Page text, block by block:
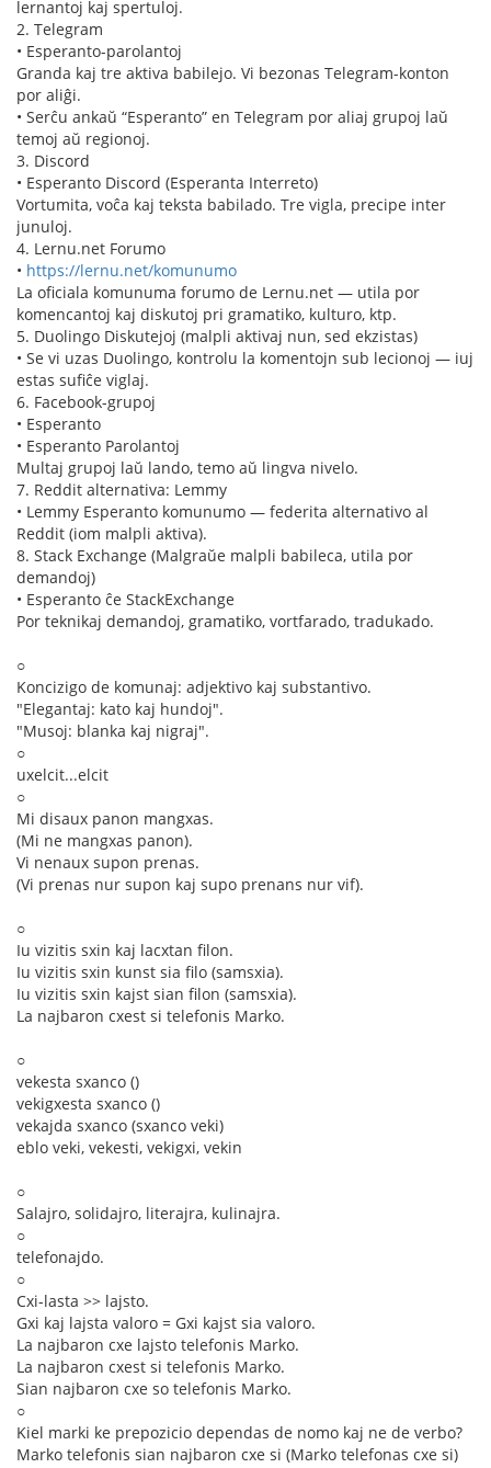
lernantoj kaj spertuloj.
2. Telegram
• Esperanto-parolantoj
Granda kaj tre aktiva babilejo. Vi bezonas Telegram-konton
por aliĝi.
• Serĉu ankaŭ “Esperanto” en Telegram por aliaj grupoj laŭ
temoj aŭ regionoj.
3. Discord
• Esperanto Discord (Esperanta Interreto)
Vortumita, voĉa kaj teksta babilado. Tre vigla, precipe inter
junuloj.
4. Lernu.net Forumo
• https://lernu.net/komunumo
La oficiala komunuma forumo de Lernu.net — utila por
komencantoj kaj diskutoj pri gramatiko, kulturo, ktp.
5. Duolingo Diskutejoj (malpli aktivaj nun, sed ekzistas)
• Se vi uzas Duolingo, kontrolu la komentojn sub lecionoj — iuj
estas sufiĉe viglaj.
6. Facebook-grupoj
• Esperanto
• Esperanto Parolantoj
Multaj grupoj laŭ lando, temo aŭ lingva nivelo.
7. Reddit alternativa: Lemmy
• Lemmy Esperanto komunumo — federita alternativo al
Reddit (iom malpli aktiva).
8. Stack Exchange (Malgraŭe malpli babileca, utila por
demandoj)
• Esperanto ĉe StackExchange
Por teknikaj demandoj, gramatiko, vortfarado, tradukado.
○
Koncizigo de komunaj: adjektivo kaj substantivo.
"Elegantaj: kato kaj hundoj".
"Musoj: blanka kaj nigraj".
○
uxelcit...elcit
○
Mi disaux panon mangxas.
(Mi ne mangxas panon).
Vi nenaux supon prenas.
(Vi prenas nur supon kaj supo prenans nur vif).
○
Iu vizitis sxin kaj lacxtan filon.
Iu vizitis sxin kunst sia filo (samsxia).
Iu vizitis sxin kajst sian filon (samsxia).
La najbaron cxest si telefonis Marko.
○
vekesta sxanco ()
vekigxesta sxanco ()
vekajda sxanco (sxanco veki)
eblo veki, vekesti, vekigxi, vekin
○
Salajro, solidajro, literajra, kulinajra.
○
telefonajdo.
○
Cxi-lasta >> lajsto.
Gxi kaj lajsta valoro = Gxi kajst sia valoro.
La najbaron cxe lajsto telefonis Marko.
La najbaron cxest si telefonis Marko.
Sian najbaron cxe so telefonis Marko.
○
Kiel marki ke prepozicio dependas de nomo kaj ne de verbo?
Marko telefonis sian najbaron cxe si (Marko telefonas cxe si)